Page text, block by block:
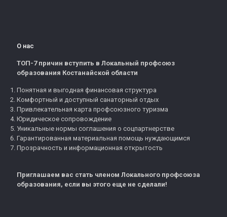
О нас
ТОП-7 причин вступить в Локальный профсоюз
образования Костанайской области
Понятная и выгодная финансовая структура
Комфортный и доступный санаторный отдых
Привлекательная карта профсоюзного туризма
Юридическое сопровождение
Уникальные нормы соглашения о соцпартнерстве
Гарантированная материальная помощь нуждающимся
Прозрачность и информационная открытость
Приглашаем вас стать членом Локального профсоюза
образования, если вы этого еще не сделали!